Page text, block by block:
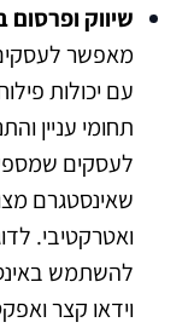
שיווק ופרסום
מאפשר
עם יכולות
תחומי עניין
לעסקים
שאינסטגרם
ואטרקטיבי.
להשתמש
וידאו קצר